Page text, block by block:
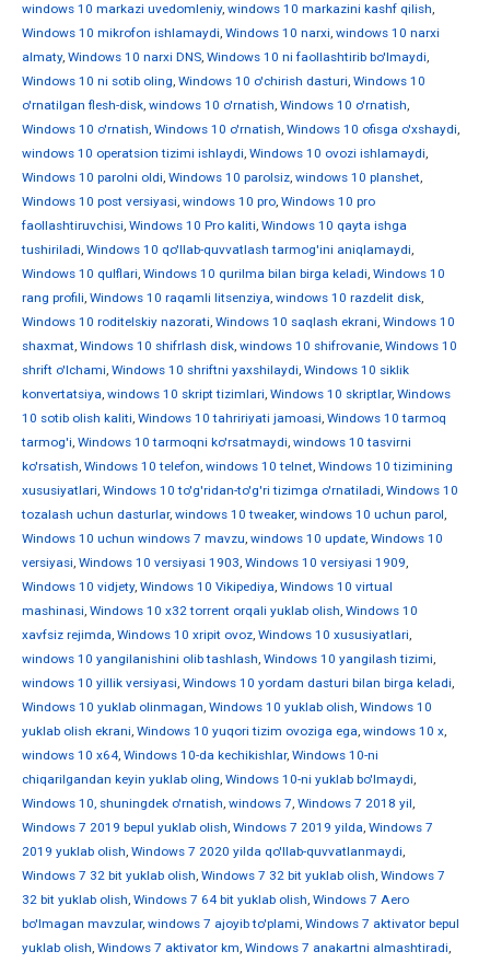
windows 10 markazi uvedomleniy, windows 10 markazini kashf qilish,
Windows 10 mikrofon ishlamaydi, Windows 10 narxi, windows 10 narxi
almaty, Windows 10 narxi DNS, Windows 10 ni faollashtirib bo'lmaydi,
Windows 10 ni sotib oling, Windows 10 o'chirish dasturi, Windows 10
o'rnatilgan flesh-disk, windows 10 o'rnatish, Windows 10 o'rnatish,
Windows 10 o'rnatish, Windows 10 o'rnatish, Windows 10 ofisga o'xshaydi,
windows 10 operatsion tizimi ishlaydi, Windows 10 ovozi ishlamaydi,
Windows 10 parolni oldi, Windows 10 parolsiz, windows 10 planshet,
Windows 10 post versiyasi, windows 10 pro, Windows 10 pro
faollashtiruvchisi, Windows 10 Pro kaliti, Windows 10 qayta ishga
tushiriladi, Windows 10 qo'llab-quvvatlash tarmog'ini aniqlamaydi,
Windows 10 qulflari, Windows 10 qurilma bilan birga keladi, Windows 10
rang profili, Windows 10 raqamli litsenziya, windows 10 razdelit disk,
Windows 10 roditelskiy nazorati, Windows 10 saqlash ekrani, Windows 10
shaxmat, Windows 10 shifrlash disk, windows 10 shifrovanie, Windows 10
shrift o'lchami, Windows 10 shriftni yaxshilaydi, Windows 10 siklik
konvertatsiya, windows 10 skript tizimlari, Windows 10 skriptlar, Windows
10 sotib olish kaliti, Windows 10 tahririyati jamoasi, Windows 10 tarmoq
tarmog'i, Windows 10 tarmoqni ko'rsatmaydi, windows 10 tasvirni
ko'rsatish, Windows 10 telefon, windows 10 telnet, Windows 10 tizimining
xususiyatlari, Windows 10 to'g'ridan-to'g'ri tizimga o'rnatiladi, Windows 10
tozalash uchun dasturlar, windows 10 tweaker, windows 10 uchun parol,
Windows 10 uchun windows 7 mavzu, windows 10 update, Windows 10
versiyasi, Windows 10 versiyasi 1903, Windows 10 versiyasi 1909,
Windows 10 vidjety, Windows 10 Vikipediya, Windows 10 virtual
mashinasi, Windows 10 x32 torrent orqali yuklab olish, Windows 10
xavfsiz rejimda, Windows 10 xripit ovoz, Windows 10 xususiyatlari,
windows 10 yangilanishini olib tashlash, Windows 10 yangilash tizimi,
windows 10 yillik versiyasi, Windows 10 yordam dasturi bilan birga keladi,
Windows 10 yuklab olinmagan, Windows 10 yuklab olish, Windows 10
yuklab olish ekrani, Windows 10 yuqori tizim ovoziga ega, windows 10 х,
windows 10 х64, Windows 10-da kechikishlar, Windows 10-ni
chiqarilgandan keyin yuklab oling, Windows 10-ni yuklab bo'lmaydi,
Windows 10, shuningdek o'rnatish, windows 7, Windows 7 2018 yil,
Windows 7 2019 bepul yuklab olish, Windows 7 2019 yilda, Windows 7
2019 yuklab olish, Windows 7 2020 yilda qo'llab-quvvatlanmaydi,
Windows 7 32 bit yuklab olish, Windows 7 32 bit yuklab olish, Windows 7
32 bit yuklab olish, Windows 7 64 bit yuklab olish, Windows 7 Aero
bo'lmagan mavzular, windows 7 ajoyib to'plami, Windows 7 aktivator bepul
yuklab olish, Windows 7 aktivator km, Windows 7 anakartni almashtiradi,